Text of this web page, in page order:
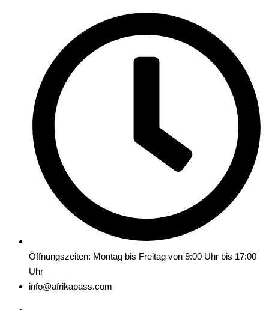
Öffnungszeiten: Montag bis Freitag von 9:00 Uhr bis 17:00
Uhr
info@afrikapass.com